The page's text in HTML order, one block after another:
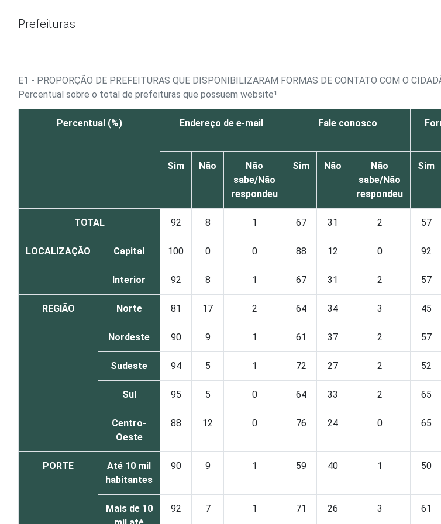
Prefeituras
E1 - PROPORÇÃO DE PREFEITURAS QUE DISPONIBILIZARAM FORMAS DE CONTATO COM O
Percentual sobre o total de prefeituras que possuem website¹
Percentual (%) Endereço de e-mail Fale conosco
Sim Não
Não
sabe/Não
respondeu
Sim Não
Não
sabe/Não
respondeu
Sim
TOTAL 92 8 1 67 31 2 57
LOCALIZAÇÃO Capital 100 0 0 88 12 0 92
Interior 92 8 1 67 31 2 57
REGIÃO Norte 81 17 2 64 34 3 45
Nordeste 90 9 1 61 37 2 57
Sudeste 94 5 1 72 27 2 52
Sul 95 5 0 64 33 2 65
Centro-
Oeste
88 12 0 76 24 0 65
PORTE
Até 10 mil
habitantes
90 9 1 59 40 1 50
Mais de 10
92 7 1 71 26 3 61